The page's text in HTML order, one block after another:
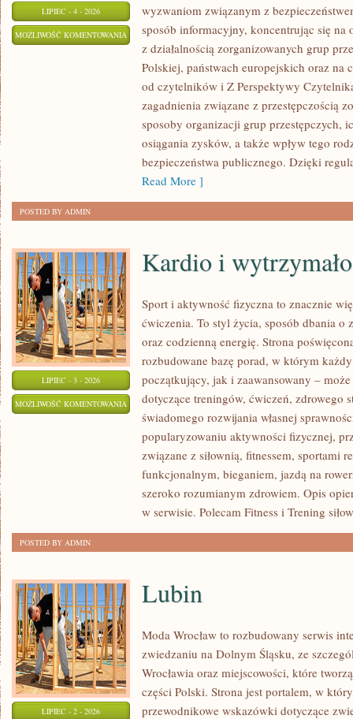
LIPIEC - 4 - 2026
MOŻLIWOŚĆ KOMENTOWANIA KULTURA
MAFIA
wyzwaniom związanym z
sposób informacyjny, koncentrując się
z działalnością zorganizowanych grup
Polskiej, państwach europejskich oraz na
od czytelników i Z Perspektywy
zagadnienia związane z przestępczością
sposoby organizacji grup przestępczych,
osiągania zysków, a także wpływ tego
bezpieczeństwa publicznego. Dzięki
Read More ]
POSTED BY ADMIN
LIPIEC - 3 - 2026
MOŻLIWOŚĆ KOMENTOWANIA KARDIO
WYTRZYMAŁOŚĆ
Kardio i
Sport i aktywność fizyczna to znacznie
ćwiczenia. To styl życia, sposób dbania o
oraz codzienną energię. Strona
rozbudowane bazę porad, w którym
początkujący, jak i zaawansowany –
dotyczące treningów, ćwiczeń, zdrowego
świadomego rozwijania własnej
popularyzowaniu aktywności fizycznej,
związane z siłownią, fitnessem, sportami
funkcjonalnym, bieganiem, jazdą na
szeroko rozumianym zdrowiem. Opis
w serwisie. Polecam Fitness i Trening
POSTED BY ADMIN
LIPIEC - 2 - 2026
Lubin
Moda Wrocław to rozbudowany serwis
zwiedzaniu na Dolnym Śląsku, ze
Wrocławia oraz miejscowości, które
części Polski. Strona jest portalem, w
przewodnikowe wskazówki dotyczące